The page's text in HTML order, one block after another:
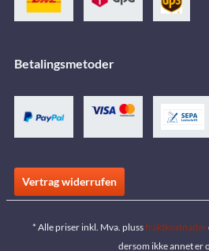
Betalingsmetoder
Vertrag widerrufen
* Alle priser inkl. Mva. plussfraktkostnader
dersom ikke annet er